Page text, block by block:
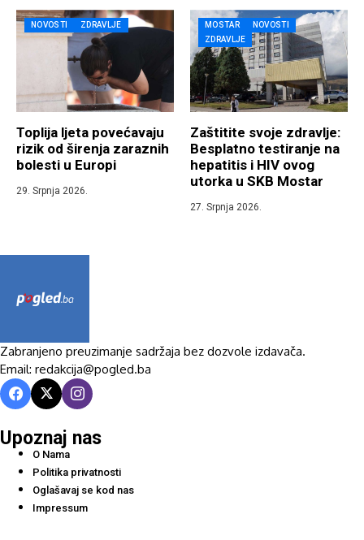
NOVOSTI ZDRAVLJE
Toplija ljeta povećavaju
rizik od širenja zaraznih
bolesti u Europi
29. Srpnja 2026.
MOSTAR
NOVOSTI
ZDRAVLJE
Zaštitite svoje zdravlje:
Besplatno testiranje na
hepatitis i HIV ovog
utorka u SKB Mostar
27. Srpnja 2026.
Zabranjeno preuzimanje sadržaja bez dozvole izdavača.
Email: redakcija@pogled.ba
Upoznaj nas
O Nama
Politika privatnosti
Oglašavaj se kod nas
Impressum